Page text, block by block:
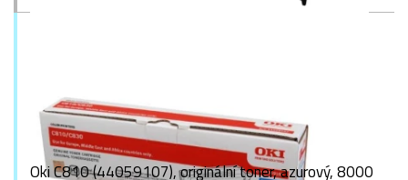
Oki C810 (44059107), originální toner, azurový, 8000